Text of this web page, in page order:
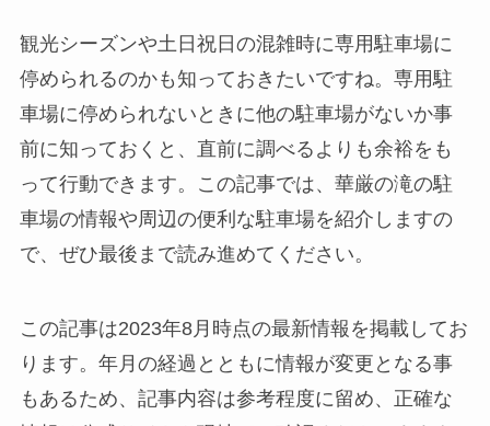
観光シーズンや土日祝日の混雑時に専用駐車場に
停められるのかも知っておきたいですね。専用駐
車場に停められないときに他の駐車場がないか事
前に知っておくと、直前に調べるよりも余裕をも
って行動できます。この記事では、華厳の滝の駐
車場の情報や周辺の便利な駐車場を紹介しますの
で、ぜひ最後まで読み進めてください。
この記事は2023年8月時点の最新情報を掲載してお
ります。年月の経過とともに情報が変更となる事
もあるため、記事内容は参考程度に留め、正確な